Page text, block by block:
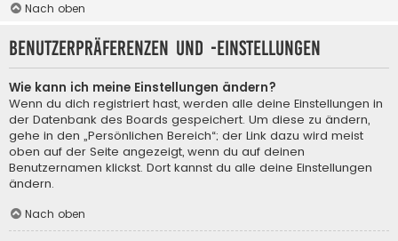
Nach oben
Benutzerpräferenzen und -einstellungen
Wie kann ich meine Einstellungen ändern?
Wenn du dich registriert hast, werden alle deine Einstellungen in
der Datenbank des Boards gespeichert. Um diese zu ändern,
gehe in den „Persönlichen Bereich“; der Link dazu wird meist
oben auf der Seite angezeigt, wenn du auf deinen
Benutzernamen klickst. Dort kannst du alle deine Einstellungen
ändern.
Nach oben